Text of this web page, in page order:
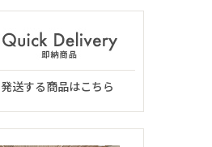
送する商品はこちら